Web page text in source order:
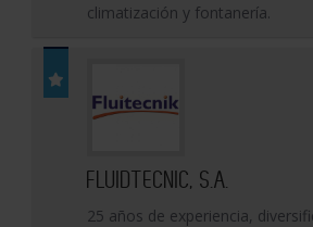
climatización y fontanería.
FLUIDTECNIC, S.A.
25 años de experiencia,